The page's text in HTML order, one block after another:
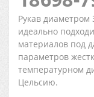
Рукав
идеально
материалов под
параметров
температурном
Цельсию.